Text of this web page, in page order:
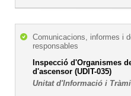
Comunicacions, informes i
responsables
Inspecció d'Organismes
d'ascensor (UDIT-035)
Unitat d'Informació i